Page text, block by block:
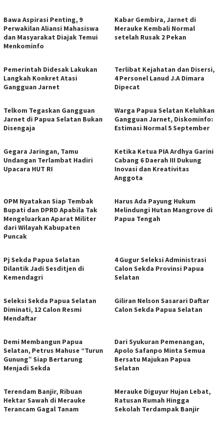
Bawa Aspirasi Penting, 9
Perwakilan Aliansi Mahasiswa
dan Masyarakat Diajak Temui
Menkominfo
Kabar Gembira, Jarnet di
Merauke Kembali Normal
setelah Rusak 2 Pekan
Pemerintah Didesak Lakukan
Langkah Konkret Atasi
Gangguan Jarnet
Terlibat Kejahatan dan Disersi,
4 Personel Lanud J.A Dimara
Dipecat
Telkom Tegaskan Gangguan
Jarnet di Papua Selatan Bukan
Disengaja
Warga Papua Selatan Keluhkan
Gangguan Jarnet, Diskominfo:
Estimasi Normal 5 September
Gegara Jaringan, Tamu
Undangan Terlambat Hadiri
Upacara HUT RI
Ketika Ketua PIA Ardhya Garini
Cabang 6 Daerah III Dukung
Inovasi dan Kreativitas
Anggota
OPM Nyatakan Siap Tembak
Bupati dan DPRD Apabila Tak
Mengeluarkan Aparat Militer
dari Wilayah Kabupaten
Puncak
Harus Ada Payung Hukum
Melindungi Hutan Mangrove di
Papua Tengah
Pj Sekda Papua Selatan
Dilantik Jadi Sesditjen di
Kemendagri
4 Gugur Seleksi Administrasi
Calon Sekda Provinsi Papua
Selatan
Seleksi Sekda Papua Selatan
Diminati, 12 Calon Resmi
Mendaftar
Giliran Nelson Sasarari Daftar
Calon Sekda Papua Selatan
Demi Membangun Papua
Selatan, Petrus Mahuse “Turun
Gunung” Siap Bertarung
Menjadi Sekda
Dari Syukuran Pemenangan,
Apolo Safanpo Minta Semua
Bersatu Majukan Papua
Selatan
Terendam Banjir, Ribuan
Hektar Sawah di Merauke
Terancam Gagal Tanam
Merauke Diguyur Hujan Lebat,
Ratusan Rumah Hingga
Sekolah Terdampak Banjir